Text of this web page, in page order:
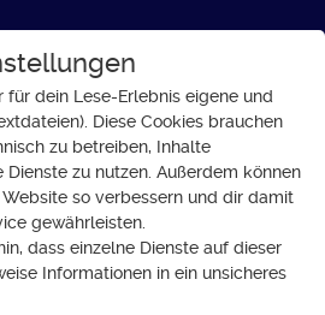
Deutschland:
für dein Lese-Erlebnis eigene und
Diese Cookies brauchen
zu betreiben, Inhalte
zu nutzen. Außerdem können
so verbessern und dir damit
gewährleisten.
dass einzelne Dienste auf dieser
Informationen in ein unsicheres